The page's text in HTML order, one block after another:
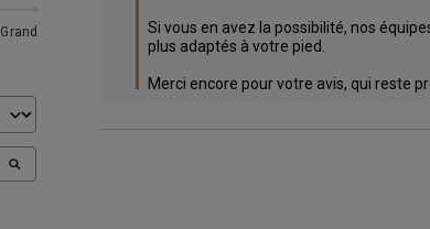
Grand
Si vous en avez la possibilité, nos
plus adaptés à votre pied.
Merci encore pour votre avis, qui reste